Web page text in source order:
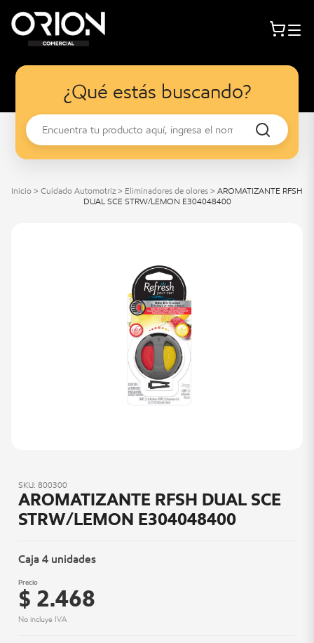
¿Qué estás buscando?
Inicio > Cuidado Automotriz > Eliminadores de olores > AROMATIZANTE RFSH
DUAL SCE STRW/LEMON E304048400
SKU: 800300
AROMATIZANTE RFSH DUAL SCE
STRW/LEMON E304048400
Caja 4 unidades
Precio
$ 2.468
No incluye IVA